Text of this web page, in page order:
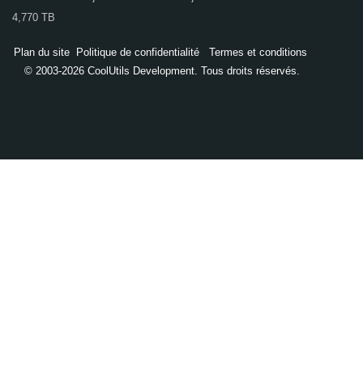
4,770 TB
Plan du site Politique de confidentialité
Termes et conditions
© 2003-2026 CoolUtils Development. Tous droits réservés.